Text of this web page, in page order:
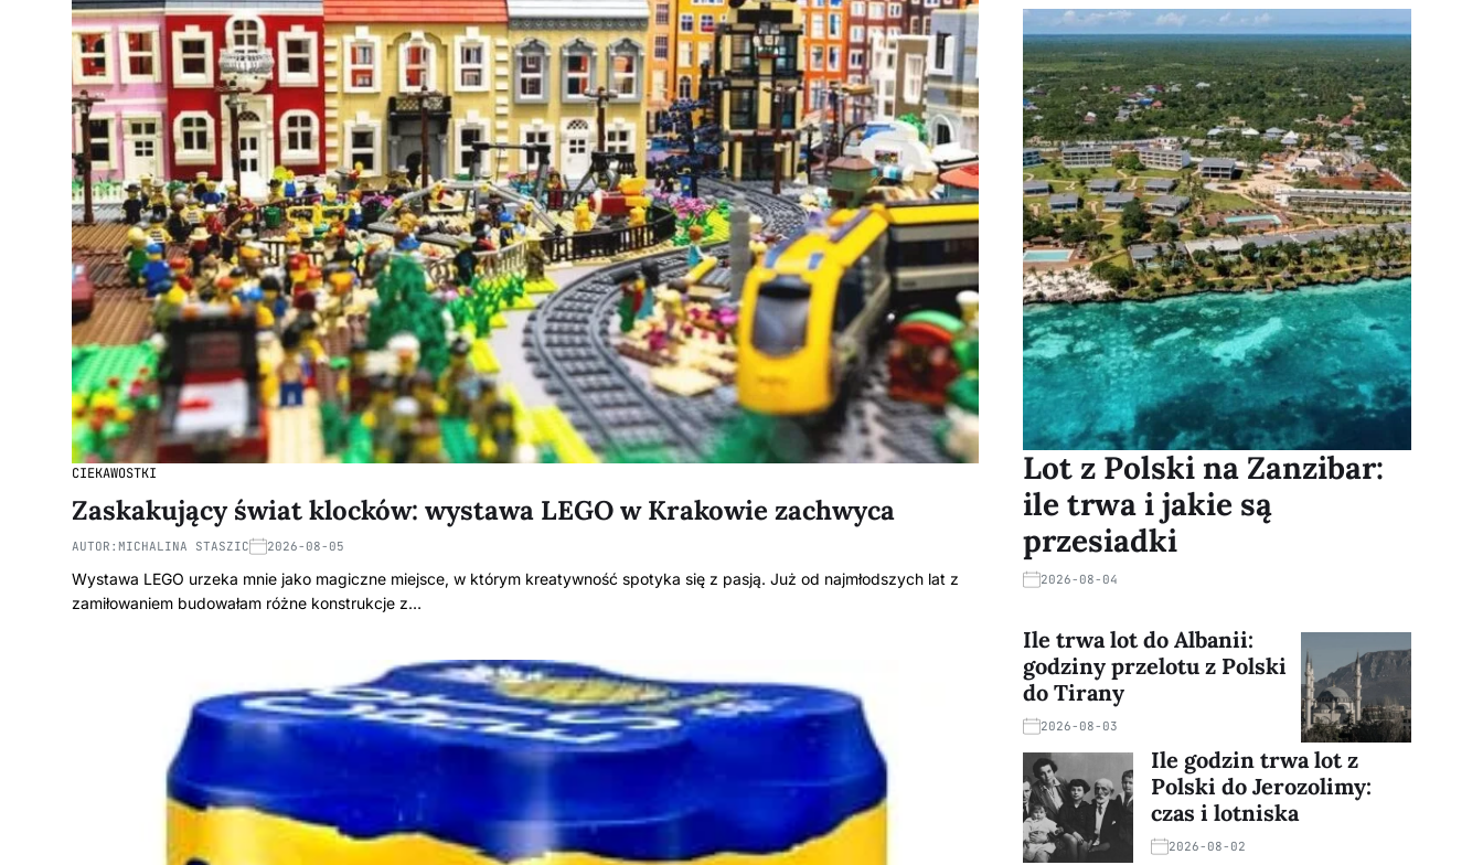
CIEKAWOSTKI
Zaskakujący świat klocków: wystawa LEGO w Krakowie zachwyca
AUTOR: MICHALINA STASZIC 2026-08-05
Wystawa LEGO urzeka mnie jako magiczne miejsce, w którym kreatywność spotyka się z pasją. Już od najmłodszych lat z
zamiłowaniem budowałam różne konstrukcje z…
Lot z Polski na Zanzibar:
ile trwa i jakie są
przesiadki
2026-08-04
Ile trwa lot do Albanii:
godziny przelotu z Polski
do Tirany
2026-08-03
Ile godzin trwa lot z
Polski do Jerozolimy:
czas i lotniska
2026-08-02